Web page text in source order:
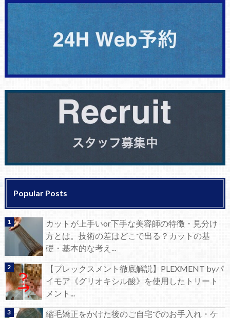
Popular Posts
カットが上手いor下手な美容師の特徴・見分け
方とは。技術の差はどこで出る？カットの基
礎・基本的な考え...
【プレックスメント徹底解説】PLEXMENT byパ
イモア《グリオキシル酸》を使用したトリート
メント...
縮毛矯正をかけた後のご自宅でのお手入れ・ケ